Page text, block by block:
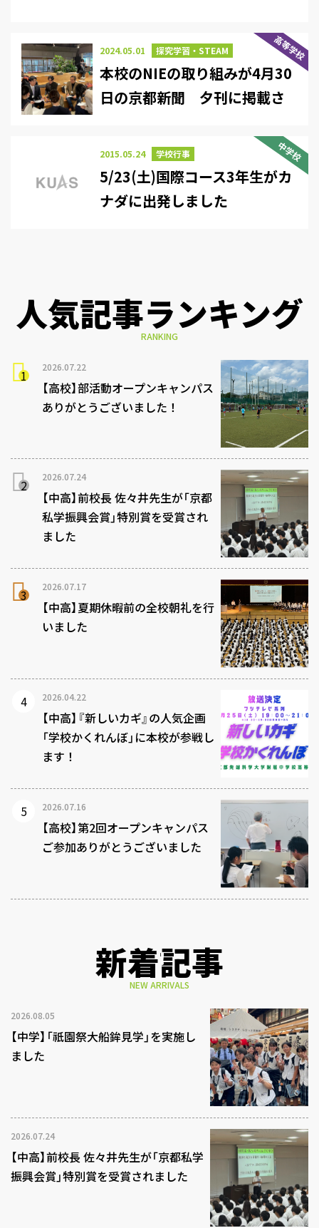
高等学校
2024.05.01 探究学習・STEAM
本校のNIEの取り組みが4月30
日の京都新聞 夕刊に掲載さ
中学校
2015.05.24 学校行事
5/23(土)国際コース3年生がカ
ナダに出発しました
人気記事ランキング
RANKING
2026.07.22
【高校】部活動オープンキャンパス
ありがとうございました！
2026.07.24
【中高】前校長 佐々井先生が「京都
私学振興会賞」特別賞を受賞され
ました
2026.07.17
【中高】夏期休暇前の全校朝礼を行
いました
2026.04.22
【中高】『新しいカギ』の人気企画
「学校かくれんぼ」に本校が参戦し
ます！
2026.07.16
【高校】第2回オープンキャンパス
ご参加ありがとうございました
新着記事
NEW ARRIVALS
2026.08.05
【中学】「祇園祭大船鉾見学」を実施し
ました
2026.07.24
【中高】前校長 佐々井先生が「京都私学
振興会賞」特別賞を受賞されました